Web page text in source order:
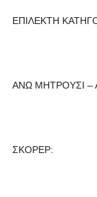
ΕΠΙΛΕΚΤΗ
ΑΝΩ ΜΗΤΡΟΥΣΙ –
ΣΚΟΡΕΡ: